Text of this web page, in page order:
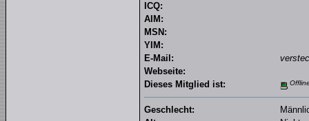
ICQ:
AIM:
MSN:
YIM:
E-Mail:
Webseite:
Dieses Mitglied ist:
Geschlecht: